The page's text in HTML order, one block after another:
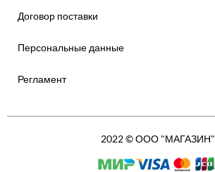
Договор поставки
Персональные данные
Регламент
2022 © ООО "МАГАЗИН"